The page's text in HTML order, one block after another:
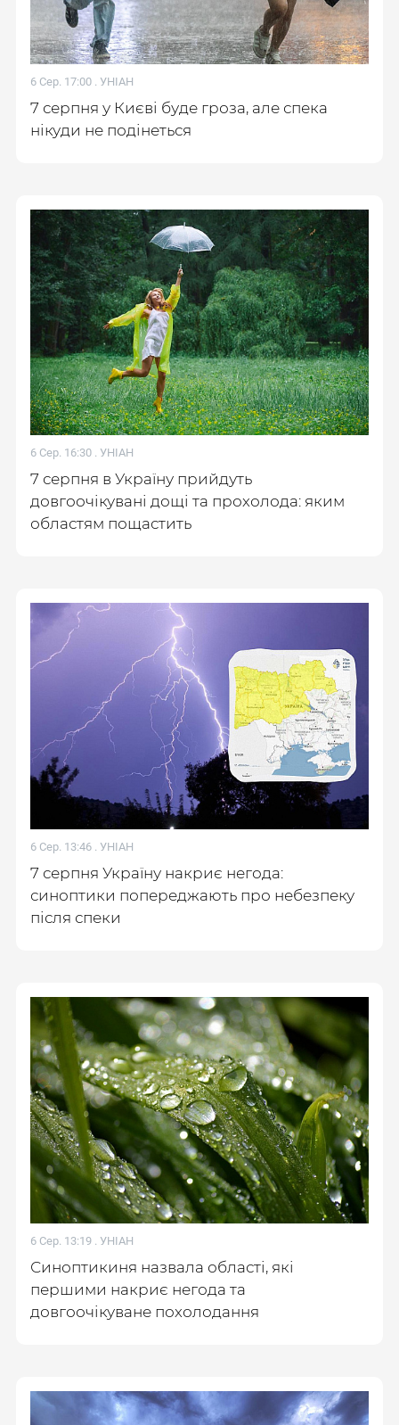
6 Сер. 17:00 . УНІАН
7 серпня у Києві буде гроза, але спека
нікуди не подінеться
6 Сер. 16:30 . УНІАН
7 серпня в Україну прийдуть
довгоочікувані дощі та прохолода: яким
областям пощастить
6 Сер. 13:46 . УНІАН
7 серпня Україну накриє негода:
синоптики попереджають про небезпеку
після спеки
6 Сер. 13:19 . УНІАН
Синоптикиня назвала області, які
першими накриє негода та
довгоочікуване похолодання